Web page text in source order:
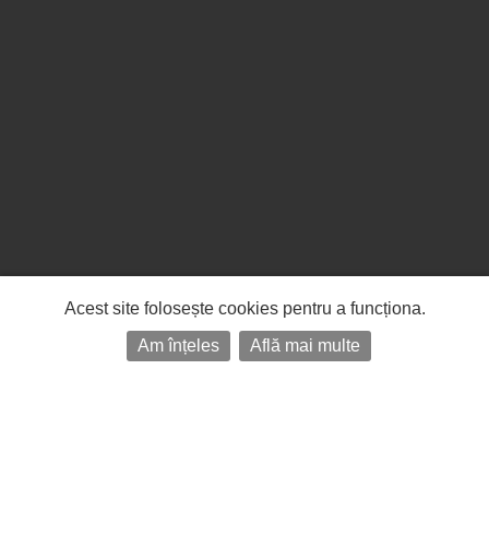
Acest site folosește cookies pentru a funcționa.
Am înțeles
Află mai multe